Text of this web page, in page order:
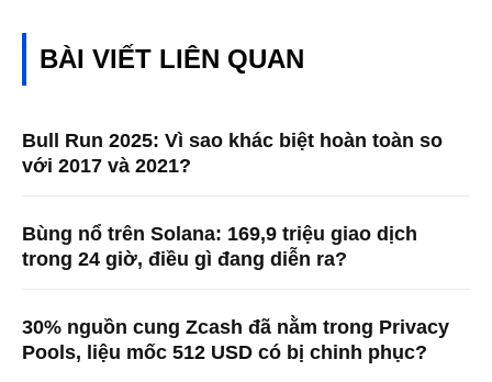
BÀI VIẾT LIÊN QUAN
Bull Run 2025: Vì sao khác biệt hoàn toàn so
với 2017 và 2021?
Bùng nổ trên Solana: 169,9 triệu giao dịch
trong 24 giờ, điều gì đang diễn ra?
30% nguồn cung Zcash đã nằm trong Privacy
Pools, liệu mốc 512 USD có bị chinh phục?